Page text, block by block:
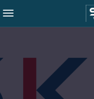
Toggle
navigation